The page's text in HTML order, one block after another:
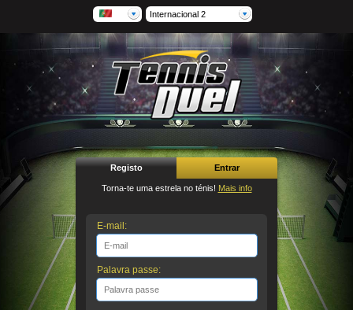
Internacional 2
Registo Entrar
Torna-te uma estrela no ténis! Mais info
E-mail:
Palavra passe: